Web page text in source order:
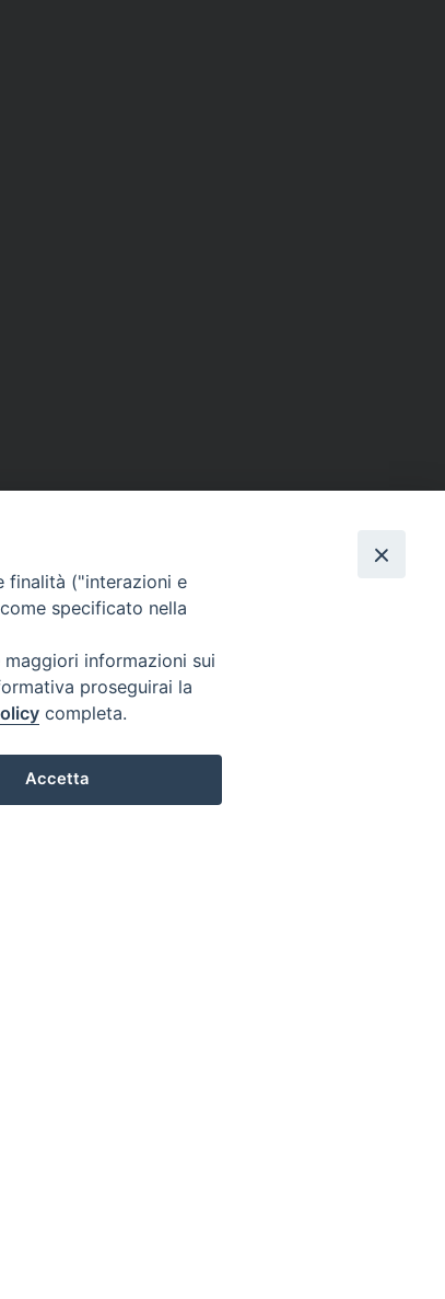
finalità ("interazioni e
specificato nella
informazioni sui
proseguirai la
completa.
Accetta